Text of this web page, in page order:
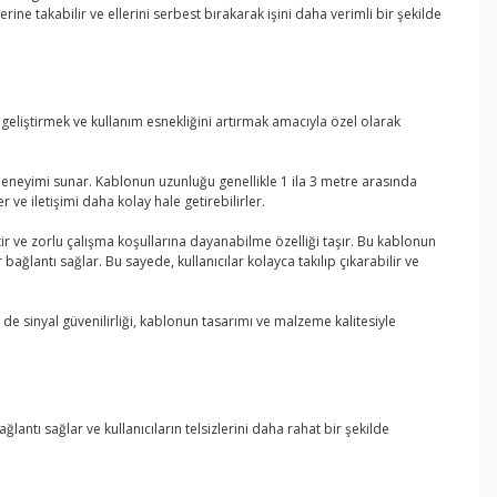
takabilir ve ellerini serbest bırakarak işini daha verimli bir şekilde
ve kullanım esnekliğini artırmak amacıyla özel olarak
sunar. Kablonun uzunluğu genellikle 1 ila 3 metre arasında
ve iletişimi daha kolay hale getirebilirler.
zorlu çalışma koşullarına dayanabilme özelliği taşır. Bu kablonun
sağlar. Bu sayede, kullanıcılar kolayca takılıp çıkarabilir ve
sinyal güvenilirliği, kablonun tasarımı ve malzeme kalitesiyle
sağlar ve kullanıcıların telsizlerini daha rahat bir şekilde